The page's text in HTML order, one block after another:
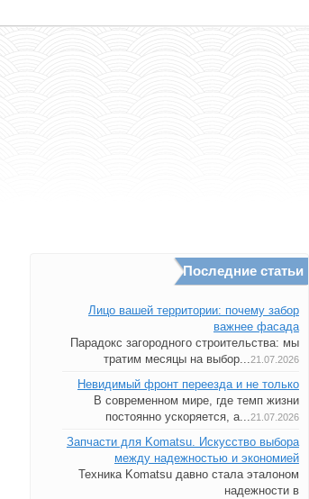
Последние статьи
Лицо вашей территории: почему забор
важнее фасада
Парадокс загородного строительства: мы
тратим месяцы на выбор...21.07.2026
Невидимый фронт переезда и не только
В современном мире, где темп жизни
постоянно ускоряется, а...21.07.2026
Запчасти для Komatsu. Искусство выбора
между надежностью и экономией
Техника Komatsu давно стала эталоном
надежности в